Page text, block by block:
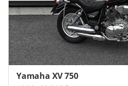
Yamaha XV 750